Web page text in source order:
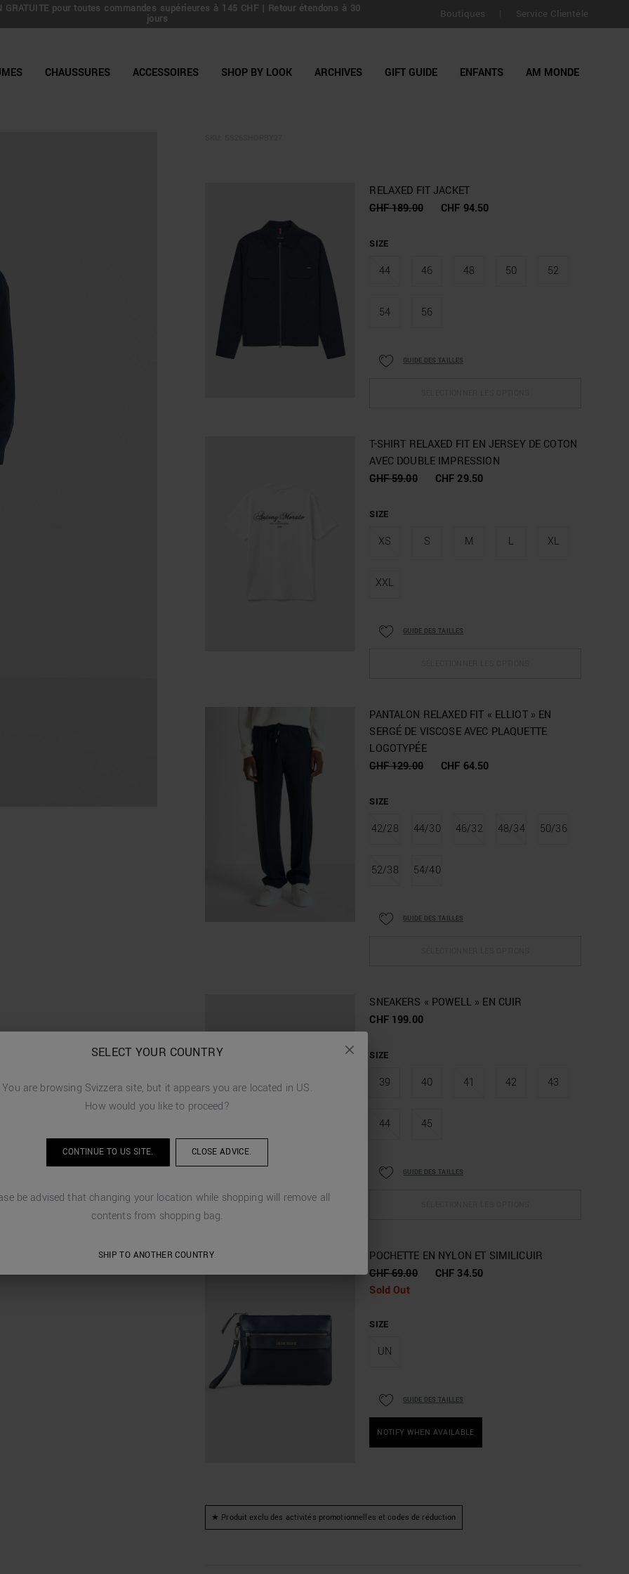
GRATUITE pour toutes commandes supérieures à 145 CHF | Retour étendons à 30
jours
Boutiques Service Clientèle
Shop
CHAUSSURES ACCESSOIRES SHOP BY LOOK ARCHIVES GIFT GUIDE ENFANTS AM MONDE
RELAXED FIT JACKET
CHF 189.00
CHF 94.50
SIZE
44 46 48 50 52
54 56
GUIDE DES TAILLES
T-SHIRT RELAXED FIT EN JERSEY DE COTON
AVEC DOUBLE IMPRESSION
CHF 59.00
CHF 29.50
SIZE
XS S M L XL
XXL
GUIDE DES TAILLES
PANTALON RELAXED FIT « ELLIOT » EN
SERGÉ DE VISCOSE AVEC PLAQUETTE
LOGOTYPÉE
CHF 129.00
CHF 64.50
SIZE
42/28 44/30 46/32 48/34 50/36
52/38 54/40
GUIDE DES TAILLES
SNEAKERS « POWELL » EN CUIR
CHF 199.00
SIZE
39 40 41 42 43
44 45
GUIDE DES TAILLES
POCHETTE EN NYLON ET SIMILICUIR
CHF 69.00
CHF 34.50
Sold Out
SIZE
UN
GUIDE DES TAILLES
NOTIFY WHEN AVAILABLE
★ Produit exclu des activités promotionnelles et codes de réduction
SELECT YOUR COUNTRY
You are browsing Svizzera site, but it appears you are located in US.
How would you like to proceed?
CONTINUE TO US SITE. CLOSE ADVICE.
be advised that changing your location while shopping will remove all
contents from shopping bag.
SHIP TO ANOTHER COUNTRY.